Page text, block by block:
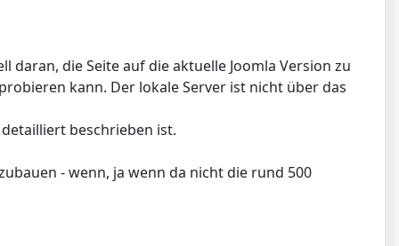
daran, die Seite auf die aktuelle Joomla Version zu
kann. Der lokale Server ist nicht über das
beschrieben ist.
- wenn, ja wenn da nicht die rund 500